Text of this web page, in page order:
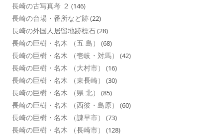
長崎の古写真考 ２ (146)
長崎の台場・番所など跡(22)
長崎の外国人居留地跡標石(28)
長崎の巨樹・名木 （五 島） (68)
長崎の巨樹・名木 （壱岐・対馬） (42)
長崎の巨樹・名木 （大村市） (16)
長崎の巨樹・名木 （東長崎） (30)
長崎の巨樹・名木 （県 北） (85)
長崎の巨樹・名木 （西彼・島原） (60)
長崎の巨樹・名木 （諌早市） (73)
長崎の巨樹・名木 （長崎市） (128)